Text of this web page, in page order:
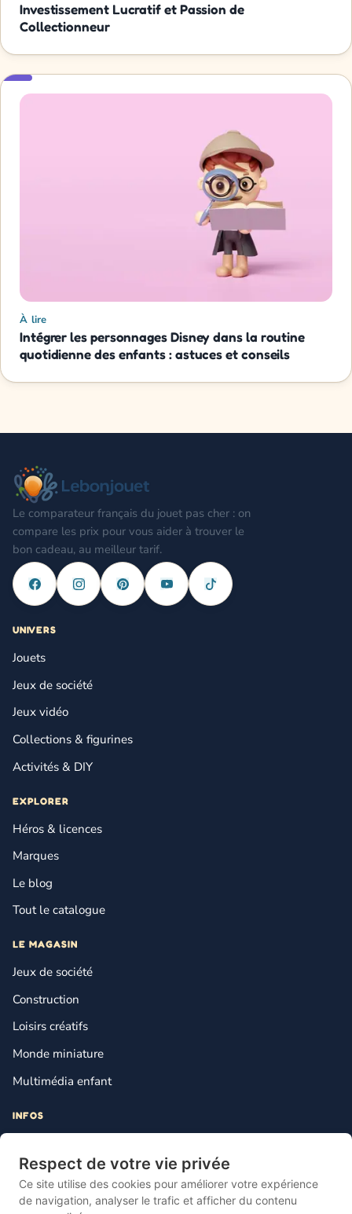
Respect de votre vie privée
Ce site utilise des cookies pour améliorer votre expérience
de navigation, analyser le trafic et afficher du contenu
Investissement Lucratif et Passion de
Collectionneur
À lire
Intégrer les personnages Disney dans la routine
quotidienne des enfants : astuces et conseils
Le comparateur français du jouet pas cher : on
compare les prix pour vous aider à trouver le
bon cadeau, au meilleur tarif.
UNIVERS
Jouets
Jeux de société
Jeux vidéo
Collections & figurines
Activités & DIY
EXPLORER
Héros & licences
Marques
Le blog
Tout le catalogue
LE MAGASIN
Jeux de société
Construction
Loisirs créatifs
Monde miniature
Multimédia enfant
INFOS
Mentions légales
Plan du site